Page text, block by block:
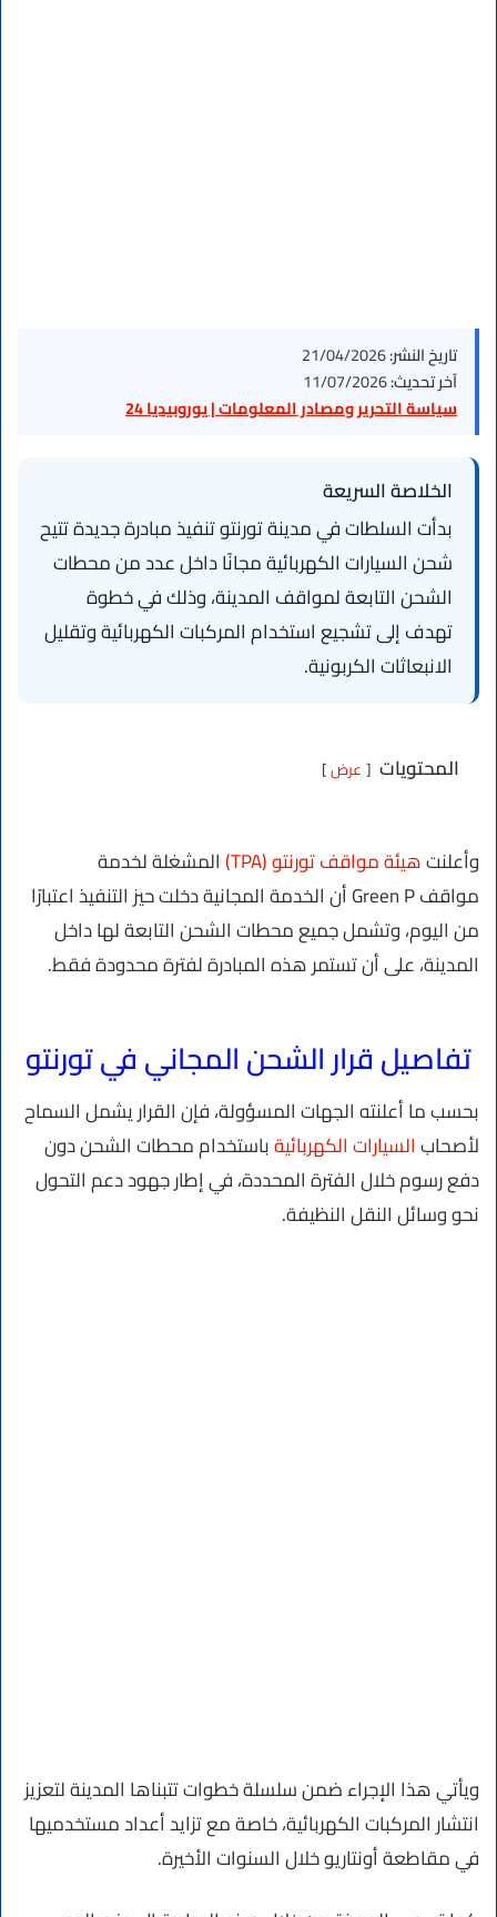
تاريخ النشر:21/04/2026
آخر تحديث:11/07/2026
سياسة التحرير ومصادر المعلومات | يوروبيديا 24
الخلاصة السريعة
بدأت السلطات في مدينة تورنتو تنفيذ مبادرة جديدة تتيح
شحن السيارات الكهربائية مجانًا داخل عدد من محطات
الشحن التابعة لمواقف المدينة، وذلك في خطوة
تهدف إلى تشجيع استخدام المركبات الكهربائية وتقليل
الانبعاثات الكربونية.
المحتويات عرض
وأعلنتهيئة مواقف تورنتو (TPA)
المشغلة لخدمة
مواقف Green P أن الخدمة المجانية دخلت حيز التنفيذ اعتبارًا
من اليوم، وتشمل جميع محطات الشحن التابعة لها داخل
المدينة، على أن تستمر هذه المبادرة لفترة محدودة فقط.
تفاصيل قرار الشحن المجاني في تورنتو
بحسب ما أعلنته الجهات المسؤولة، فإن القرار يشمل السماح
لأصحابالسيارات الكهربائيةباستخدام محطات الشحن دون
دفع رسوم خلال الفترة المحددة، في إطار جهود دعم التحول
نحو وسائل النقل النظيفة.
ويأتي هذا الإجراء ضمن سلسلة خطوات تتبناها المدينة لتعزيز
انتشار المركبات الكهربائية، خاصة مع تزايد أعداد مستخدميها
في مقاطعة أونتاريو خلال السنوات الأخيرة.